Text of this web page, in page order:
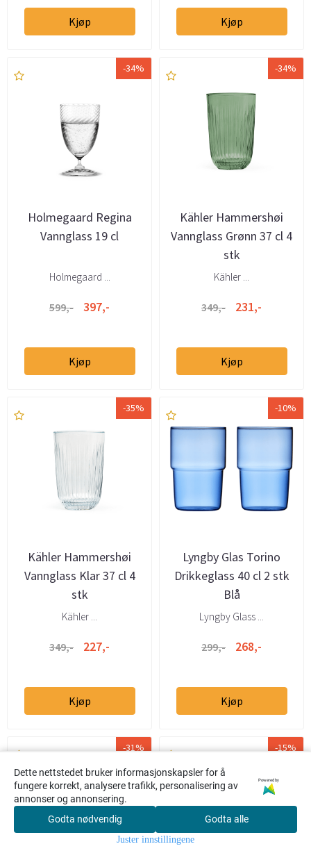
Søk
Kjøp Kjøp
-34%
Holmegaard Regina
Vannglass 19 cl
Holmegaard ...
599,- 397,-
Kjøp
-34%
Kähler Hammershøi
Vannglass Grønn 37 cl 4
stk
Kähler ...
349,- 231,-
Kjøp
-35%
Kähler Hammershøi
Vannglass Klar 37 cl 4
stk
Kähler ...
349,- 227,-
Kjøp
-10%
Lyngby Glas Torino
Drikkeglass 40 cl 2 stk
Blå
Lyngby Glass ...
299,- 268,-
Kjøp
-31% -15%
Dette nettstedet bruker informasjonskapsler for å
fungere korrekt, analysere trafikk, personalisering av
annonser og annonsering.
Powered by
Godta nødvendig Godta alle
Juster innstillingene